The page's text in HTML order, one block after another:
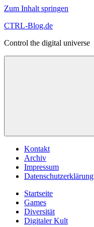
Zum Inhalt springen
CTRL-Blog.de
Control the digital universe
Kontakt
Archiv
Impressum
Datenschutzerklärung
Startseite
Games
Diversität
Digitaler Kult